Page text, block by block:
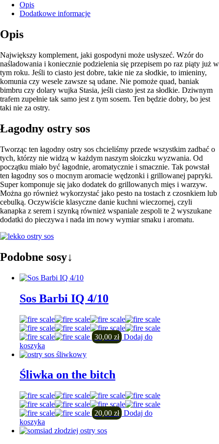
Opis
Dodatkowe informacje
Opis
Największy komplement, jaki gospodyni może usłyszeć. Wzór do
naśladowania i koniecznie podzielenia się przepisem po raz piąty już w
tym roku. Jeśli to ciasto jest dobre, takie nie za słodkie, to imieniny,
komunia czy wesele zawsze są udane. Nie pomoże quad, baniak
bimbru czy dolary wujka Stasia, jeśli ciasto jest za słodkie. Dziwnym
trafem zupełnie tak samo jest z tym sosem. Ten będzie dobry, bo jest
taki nie za ostry.
Łagodny ostry sos
Tworząc ten łagodny ostry sos chcieliśmy przede wszystkim zadbać o
tych, którzy nie widzą w każdym naszym słoiczku wyzwania. Od
początku miało być łagodnie, aromatycznie i smacznie. Tak powstał
ten łagodny sos o mocnym aromacie wędzonki i grillowanej papryki.
Super komponuje się jako dodatek do grillowanych mięs i warzyw.
Można go również wykorzystać jako pesto na tostach z czosnkiem lub
cebulką. Oczywiście klasyczne danie kuchni wieczornej, czyli
kanapka z serem i szynką również wspaniale zespoli te 2 wyszukane
dodatki do pieczywa i nada im nowy wymiar smaku i aromatu.
Podobne sosy↓
Sos Barbi IQ 4/10
30,00 zł Dodaj do
koszyka
Śliwka on the bitch
20,00 zł Dodaj do
koszyka